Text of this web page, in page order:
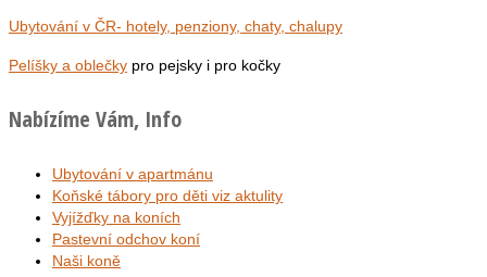
Ubytování v ČR- hotely, penziony, chaty, chalupy
Pelíšky a oblečky pro pejsky i pro kočky
Nabízíme Vám, Info
Ubytování v apartmánu
Koňské tábory pro děti viz aktulity
Vyjížďky na koních
Pastevní odchov koní
Naši koně